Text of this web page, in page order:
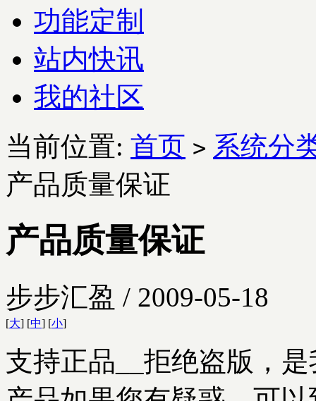
功能定制
站内快讯
我的社区
当前位置: 首页 > 系统分
产品质量保证
产品质量保证
步步汇盈 / 2009-05-18
[大] [中] [小]
支持正品__拒绝盗版，